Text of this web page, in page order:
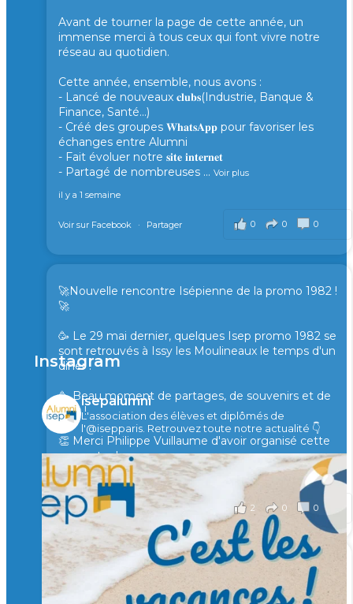
Avant de tourner la page de cette année, un
immense merci à tous ceux qui font vivre notre
réseau au quotidien.
Cette année, ensemble, nous avons :
- Lancé de nouveaux 𝐜𝐥𝐮𝐛𝐬(Industrie, Banque &
Finance, Santé...)
- Créé des groupes 𝐖𝐡𝐚𝐭𝐬𝐀𝐩𝐩 pour favoriser les
échanges entre Alumni
- Fait évoluer notre 𝐬𝐢𝐭𝐞 𝐢𝐧𝐭𝐞𝐫𝐧𝐞𝐭
- Partagé de nombreuses ... Voir plus
il y a 1 semaine
0 0 0
Voir sur Facebook · Partager
🚀Nouvelle rencontre Isépienne de la promo 1982 !
🚀
🥳 Le 29 mai dernier, quelques Isep promo 1982 se
sont retrouvés à Issy les Moulineaux le temps d'un
diner !
🥳 Beau moment de partages, de souvenirs et de
rires !
👏 Merci Philippe Vuillaume d'avoir organisé cette
rencontre !
il y a 2 mois
2 0 0
Voir sur Facebook · Partager
🙏 Soutenez l’Isep via la taxe d’apprentissage 2026
et contribuons ensemble à former les générations
d’ingénieurs de demain. 🙏
Instagram
isepalumni
L'association des élèves et diplômés de
l'@isepparis. Retrouvez toute notre actualité 👇